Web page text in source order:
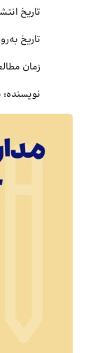
تاریخ
تاریخ
زمان
نویسنده: